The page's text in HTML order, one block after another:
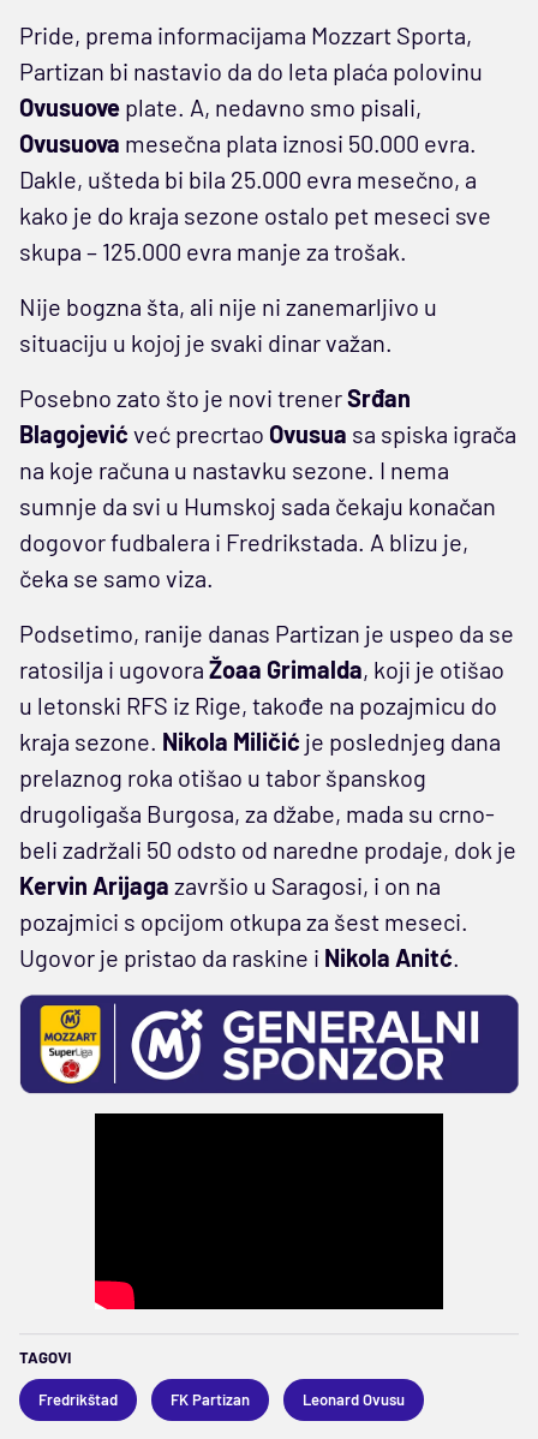
Pride, prema informacijama Mozzart Sporta,
Partizan bi nastavio da do leta plaća polovinu
Ovusuove plate. A, nedavno smo pisali,
Ovusuova mesečna plata iznosi 50.000 evra.
Dakle, ušteda bi bila 25.000 evra mesečno, a
kako je do kraja sezone ostalo pet meseci sve
skupa – 125.000 evra manje za trošak.
Nije bogzna šta, ali nije ni zanemarljivo u
situaciju u kojoj je svaki dinar važan.
Posebno zato što je novi trenerSrđan
Blagojević već precrtao Ovusua sa spiska igrača
na koje računa u nastavku sezone. I nema
sumnje da svi u Humskoj sada čekaju konačan
dogovor fudbalera i Fredrikstada. A blizu je,
čeka se samo viza.
Podsetimo, ranije danas Partizan je uspeo da se
ratosilja i ugovora Žoaa Grimalda, koji je otišao
u letonski RFS iz Rige, takođe na pozajmicu do
kraja sezone. Nikola Miličić je poslednjeg dana
prelaznog roka otišao u tabor španskog
drugoligaša Burgosa, za džabe, mada su crno-
beli zadržali 50 odsto od naredne prodaje, dok je
Kervin Arijaga završio u Saragosi, i on na
pozajmici s opcijom otkupa za šest meseci.
Ugovor je pristao da raskine i Nikola Anitć.
TAGOVI
Fredrikštad FK Partizan Leonard Ovusu